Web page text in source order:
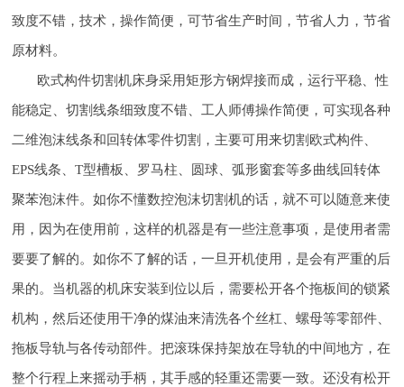
致度不错，技术，操作简便，可节省生产时间，节省人力，节省
原材料。
欧式构件切割机床身采用矩形方钢焊接而成，运行平稳、性
能稳定、切割线条细致度不错、工人师傅操作简便，可实现各种
二维泡沫线条和回转体零件切割，主要可用来切割欧式构件、
EPS线条、T型槽板、罗马柱、圆球、弧形窗套等多曲线回转体
聚苯泡沫件。如你不懂数控泡沫切割机的话，就不可以随意来使
用，因为在使用前，这样的机器是有一些注意事项，是使用者需
要要了解的。如你不了解的话，一旦开机使用，是会有严重的后
果的。当机器的机床安装到位以后，需要松开各个拖板间的锁紧
机构，然后还使用干净的煤油来清洗各个丝杠、螺母等零部件、
拖板导轨与各传动部件。把滚珠保持架放在导轨的中间地方，在
整个行程上来摇动手柄，其手感的轻重还需要一致。还没有松开